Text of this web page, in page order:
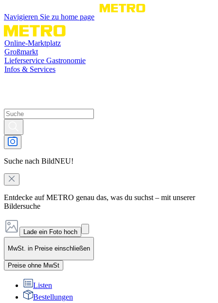
Navigieren Sie zu home page
Online-Marktplatz
Großmarkt
Lieferservice Gastronomie
Infos & Services
Suche nach BildNEU!
Entdecke auf METRO genau das, was du suchst – mit unserer
Bildersuche
Lade ein Foto hoch
MwSt. in Preise einschließen
Preise ohne MwSt
Listen
Bestellungen